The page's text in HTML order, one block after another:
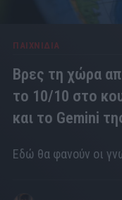
ΠΑΙΧΝΙΔΙΑ
Βρες τη χώρα
το 10/10 στο
και το Gemini
Εδώ θα φανούν οι